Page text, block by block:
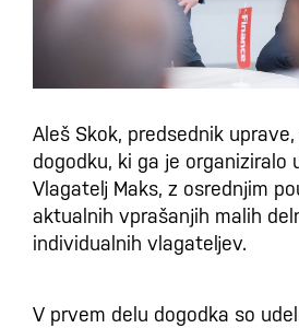
Aleš Skok, predsednik
dogodku, ki ga je organiziralo
Vlagatelj Maks, z osrednjim
aktualnih vprašanjih malih
individualnih vlagateljev.
V prvem delu dogodka so